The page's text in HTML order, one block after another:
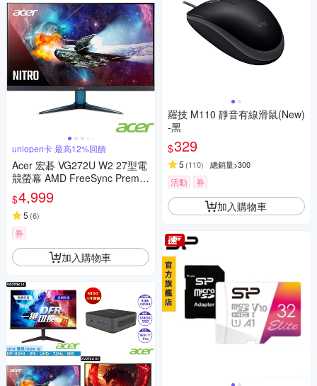
uniopen卡 最高12%回饋
Acer 宏碁 VG272U W2 27型電
競螢幕 AMD FreeSync Premiu
$4,999
5 (6)
券
加入購物車
羅技 M110 靜音有線滑鼠(New)
-黑
$329
5 (110) 總銷量>300
活動 券
加入購物車